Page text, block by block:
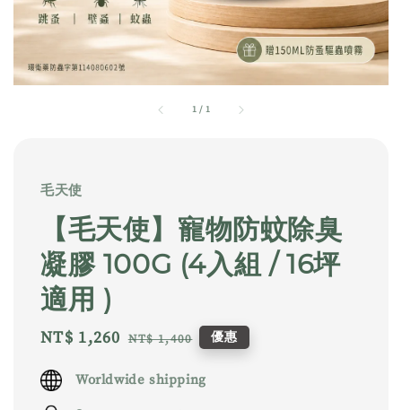
1 / 1
毛天使
【毛天使】寵物防蚊除臭
凝膠 100G (4入組 / 16坪
適用 )
Sale
NT$ 1,260 Regular
NT$ 1,400 優惠
Worldwide shipping